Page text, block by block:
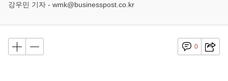
강우민 기자 - wmk@businesspost.co.kr
0